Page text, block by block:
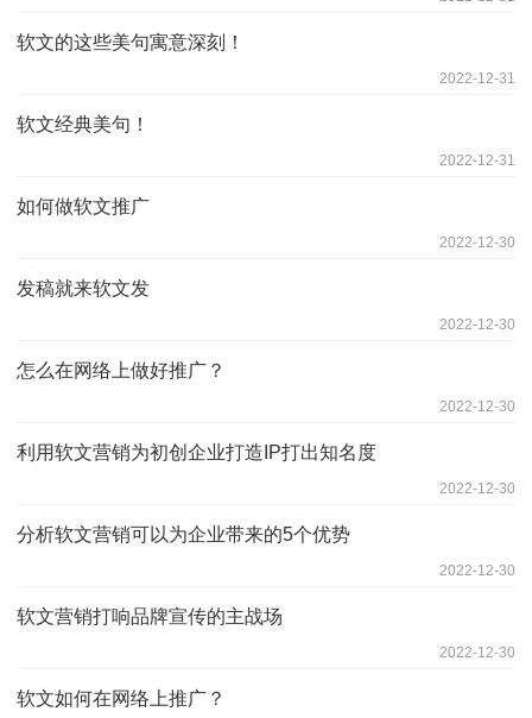
软文的这些美句寓意深刻！
2022-12-31
软文经典美句！
2022-12-31
如何做软文推广
2022-12-30
发稿就来软文发
2022-12-30
怎么在网络上做好推广？
2022-12-30
利用软文营销为初创企业打造IP打出知名度
2022-12-30
分析软文营销可以为企业带来的5个优势
2022-12-30
软文营销打响品牌宣传的主战场
2022-12-30
软文如何在网络上推广？